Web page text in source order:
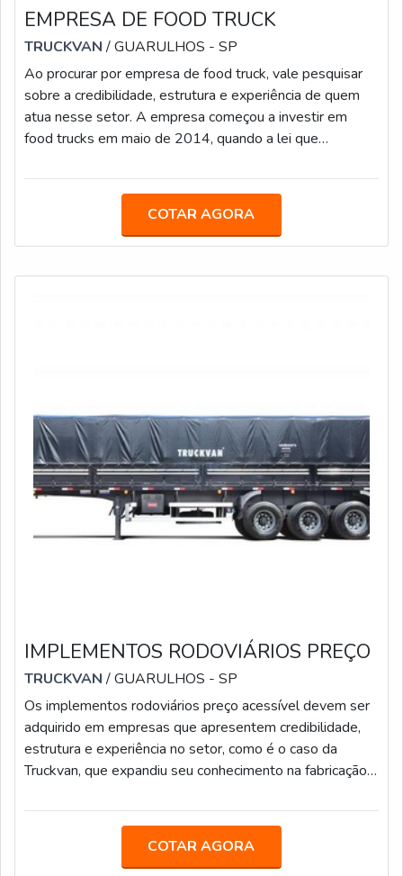
EMPRESA DE FOOD TRUCK
TRUCKVAN/ GUARULHOS - SP
Ao procurar por empresa de food truck, vale pesquisar
sobre a credibilidade, estrutura e experiência de quem
atua nesse setor. A empresa começou a investir em
food trucks em maio de 2014, quando a lei que
Prefeitura de São Paulo. A companhia já entregou mais
Grande experiência em customização de veículos; Ampla
estrutura fabril; Equipe de especialistas em engenharia;
COTAR AGORA
IMPLEMENTOS RODOVIÁRIOS PREÇO
TRUCKVAN/ GUARULHOS - SP
Os implementos rodoviários preço acessível devem ser
adquirido em empresas que apresentem credibilidade,
estrutura e experiência no setor, como é o caso da
Truckvan, que expandiu seu conhecimento na fabricação
geral, a empresa atua com um quadro de funcionários
qualidade, tecnologia, segurança e acabamentos
COTAR AGORA